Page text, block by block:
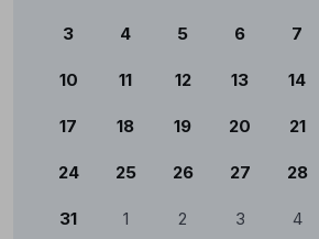
3 4 5 6 7
10 11 12 13 14
17 18 19 20 21
24 25 26 27 28
31 1 2 3 4